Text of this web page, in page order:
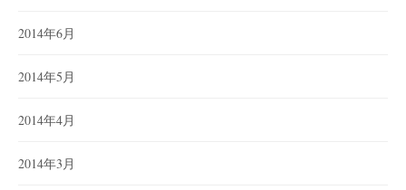
2014年6月
2014年5月
2014年4月
2014年3月